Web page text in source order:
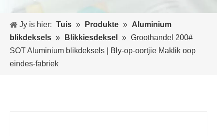
Jy is hier: Tuis » Produkte » Aluminium
blikdeksels » Blikkiesdeksel » Groothandel 200#
SOT Aluminium blikdeksels | Bly-op-oortjie Maklik oop
eindes-fabriek